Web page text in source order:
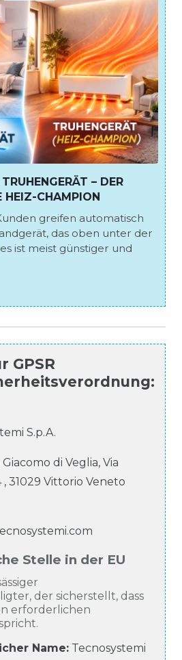
– DER
HEIZ-CHAMPION
greifen automatisch
das oben unter der
ist meist günstiger und
GPSR
:
S.p.A.
Giacomo di Veglia, Via
, 31029 Vittorio Veneto
Stelle in der EU
der sicherstellt, dass
erforderlichen
Name: Tecnosystemi